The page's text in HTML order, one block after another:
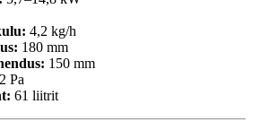
4,2 kg/h
180 mm
150 mm
Pa
61 liitrit